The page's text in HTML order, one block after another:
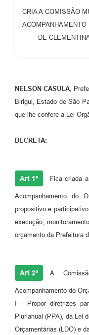
CRIA A COMISSÃO
DE
NELSON CASULA ,
Birigui, Estado de São
que lhe confere a Lei
DECRETA:
Art 1º Fica criada
Acompanhamento do
propositivo e
execução,
orçamento da Prefeitura
Art 2º A
Acompanhamento do
I - Propor diretrizes
Plurianual (PPA), da Lei
Orçamentárias (LDO) e